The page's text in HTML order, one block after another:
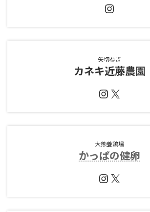
Instagram
矢切ねぎ
カネキ近藤農園
Instagram
X
大熊養鶏場
かっぱの健卵
Instagram
X